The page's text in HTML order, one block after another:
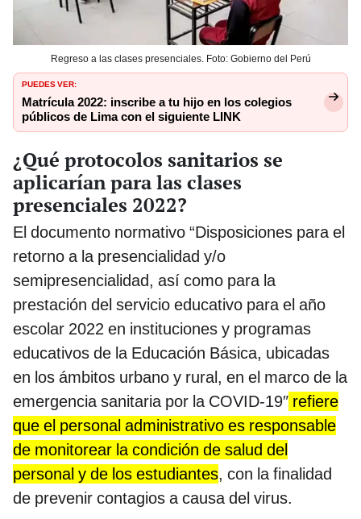
Regreso a las clases presenciales. Foto: Gobierno del Perú
PUEDES VER:
Matrícula 2022: inscribe a tu hijo en los colegios
públicos de Lima con el siguiente LINK
¿Qué protocolos sanitarios se
aplicarían para las clases
presenciales 2022?
El documento normativo “Disposiciones para el
retorno a la presencialidad y/o
semipresencialidad, así como para la
prestación del servicio educativo para el año
escolar 2022 en instituciones y programas
educativos de la Educación Básica, ubicadas
en los ámbitos urbano y rural, en el marco de la
emergencia sanitaria por la COVID-19″ refiere
que el personal administrativo es responsable
de monitorear la condición de salud del
personal y de los estudiantes, con la finalidad
de prevenir contagios a causa del virus.